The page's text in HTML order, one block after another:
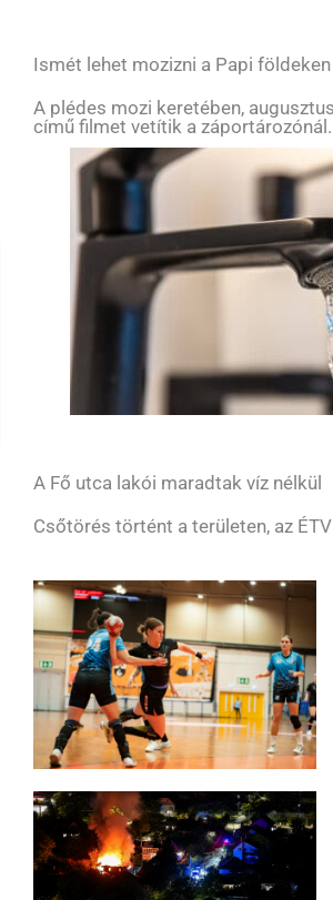
Ismét lehet mozizni a Papi földeken
A plédes mozi keretében,
című filmet vetítik a
A Fő utca lakói maradtak víz nélkül
Csőtörés történt a területen, az